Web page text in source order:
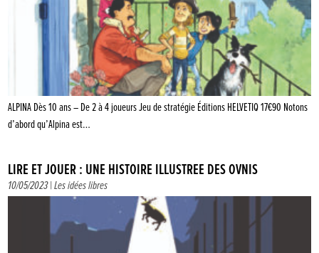
ALPINA Dès 10 ans – De 2 à 4 joueurs Jeu de stratégie Éditions HELVETIQ 17€90 Notons
d’abord qu’Alpina est…
LIRE ET JOUER : UNE HISTOIRE ILLUSTRÉE DES OVNIS
10/05/2023 |Les idées libres